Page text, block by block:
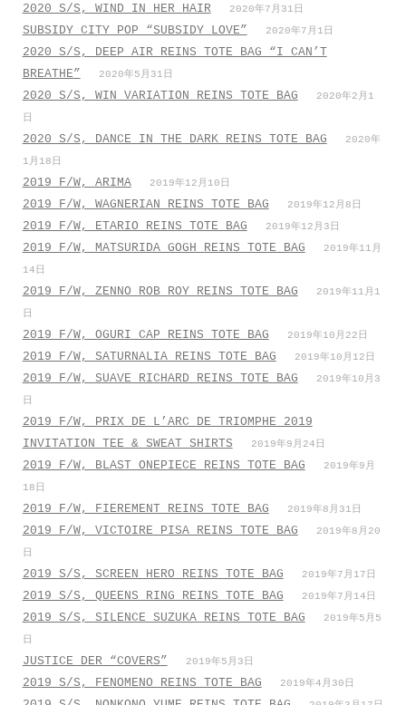
2020 S/S, WIND IN HER HAIR 2020年7月31日
SUBSIDY CITY POP “SUBSIDY LOVE” 2020年7月1日
2020 S/S, DEEP AIR REINS TOTE BAG “I CAN’T
BREATHE”
2020年5月31日
2020 S/S, WIN VARIATION REINS TOTE BAG
2020年2月1
日
2020 S/S, DANCE IN THE DARK REINS TOTE BAG
2020年
1月18日
2019 F/W, ARIMA 2019年12月10日
2019 F/W, WAGNERIAN REINS TOTE BAG 2019年12月8日
2019 F/W, ETARIO REINS TOTE BAG 2019年12月3日
2019 F/W, MATSURIDA GOGH REINS TOTE BAG
2019年11月
14日
2019 F/W, ZENNO ROB ROY REINS TOTE BAG
2019年11月1
日
2019 F/W, OGURI CAP REINS TOTE BAG 2019年10月22日
2019 F/W, SATURNALIA REINS TOTE BAG 2019年10月12日
2019 F/W, SUAVE RICHARD REINS TOTE BAG
2019年10月3
日
2019 F/W, PRIX DE L’ARC DE TRIOMPHE 2019
INVITATION TEE & SWEAT SHIRTS
2019年9月24日
2019 F/W, BLAST ONEPIECE REINS TOTE BAG
2019年9月
18日
2019 F/W, FIEREMENT REINS TOTE BAG 2019年8月31日
2019 F/W, VICTOIRE PISA REINS TOTE BAG
2019年8月20
日
2019 S/S, SCREEN HERO REINS TOTE BAG 2019年7月17日
2019 S/S, QUEENS RING REINS TOTE BAG 2019年7月14日
2019 S/S, SILENCE SUZUKA REINS TOTE BAG
2019年5月5
日
JUSTICE DER “COVERS” 2019年5月3日
2019 S/S, FENOMENO REINS TOTE BAG 2019年4月30日